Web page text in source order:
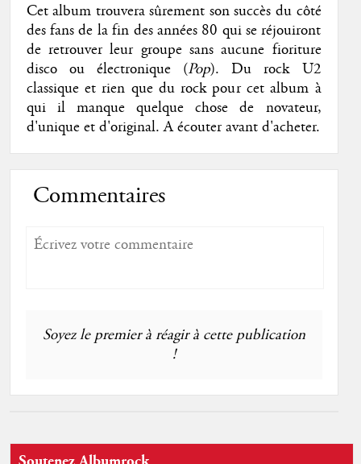
Cet album trouvera sûrement son succès du côté
des fans de la fin des années 80 qui se réjouiront
de retrouver leur groupe sans aucune fioriture
disco ou électronique (Pop). Du rock U2
classique et rien que du rock pour cet album à
qui il manque quelque chose de novateur,
d'unique et d'original. A écouter avant d'acheter.
Commentaires
Soyez le premier à réagir à cette publication
!